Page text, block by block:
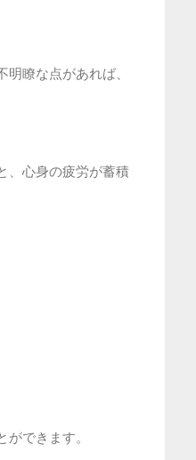
瞭な点があれば、
、心身の疲労が蓄積
できます。